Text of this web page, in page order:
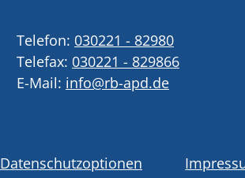
Telefon: 030221 - 82980
Telefax: 030221 - 829866
E-Mail: info@rb-apd.de
Datenschutzoptionen